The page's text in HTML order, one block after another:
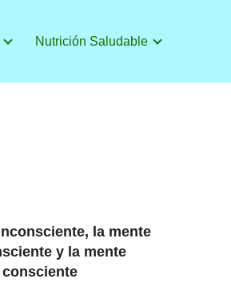
Nutrición Saludable
la mente
y la mente
consciente